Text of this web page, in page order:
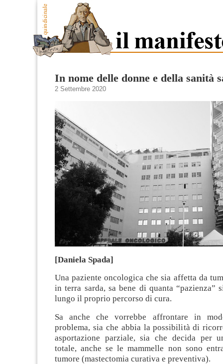
In nome delle donne e della sanità
2 Settembre 2020
[Daniela Spada]
Una paziente oncologica che sia affetta da
in terra sarda, sa bene di quanta “pazienza”
lungo il proprio percorso di cura.
Sa anche che vorrebbe affrontare in
problema, sia che abbia la possibilità di
asportazione parziale, sia che decida per
totale, anche se le mammelle non sono
tumore (mastectomia curativa e preventiva).